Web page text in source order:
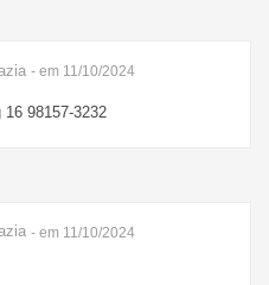
- em 11/10/2024
98157-3232
- em 11/10/2024